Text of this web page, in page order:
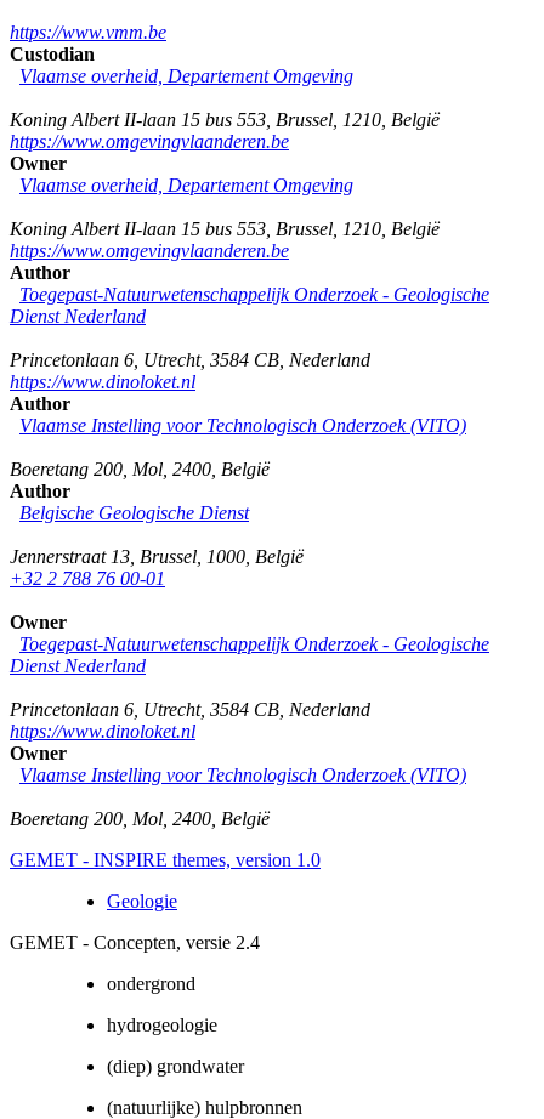
https://www.vmm.be
Custodian
Vlaamse overheid, Departement Omgeving
Koning Albert II-laan 15 bus 553 Brussel 1210 België
https://www.omgevingvlaanderen.be
Owner
Vlaamse overheid, Departement Omgeving
Koning Albert II-laan 15 bus 553 Brussel 1210 België
https://www.omgevingvlaanderen.be
Author
Toegepast-Natuurwetenschappelijk Onderzoek - Geologische
Dienst Nederland
Princetonlaan 6 Utrecht, 3584 CB Nederland
https://www.dinoloket.nl
Author
Vlaamse Instelling voor Technologisch Onderzoek (VITO)
Boeretang 200 Mol 2400 België
Author
Belgische Geologische Dienst
Jennerstraat 13 Brussel 1000 België
+32 2 788 76 00-01
Owner
Toegepast-Natuurwetenschappelijk Onderzoek - Geologische
Dienst Nederland
Princetonlaan 6 Utrecht, 3584 CB Nederland
https://www.dinoloket.nl
Owner
Vlaamse Instelling voor Technologisch Onderzoek (VITO)
Boeretang 200 Mol 2400 België
GEMET - INSPIRE themes, version 1.0
Geologie
GEMET - Concepten, versie 2.4
ondergrond
hydrogeologie
(diep) grondwater
(natuurlijke) hulpbronnen